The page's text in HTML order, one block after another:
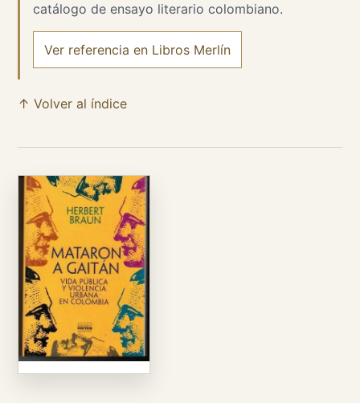
catálogo de ensayo literario colombiano.
Ver referencia en Libros Merlín
↑ Volver al índice